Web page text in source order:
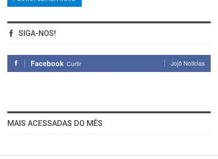
SIGA-NOS!
Facebook Curtir Jojô Notícias
MAIS ACESSADAS DO MÊS